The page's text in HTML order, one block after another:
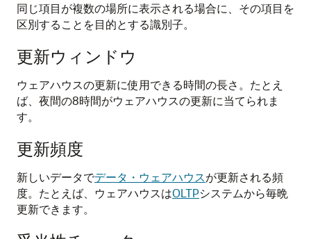
同じ項目が複数の場所に表示される場合に、その項目を
区別することを目的とする識別子。
更新ウィンドウ
ウェアハウスの更新に使用できる時間の長さ。たとえ
ば、夜間の8時間がウェアハウスの更新に当てられま
す。
更新頻度
新しいデータでデータ・ウェアハウスが更新される頻
度。たとえば、ウェアハウスはOLTPシステムから毎晩
更新できます。